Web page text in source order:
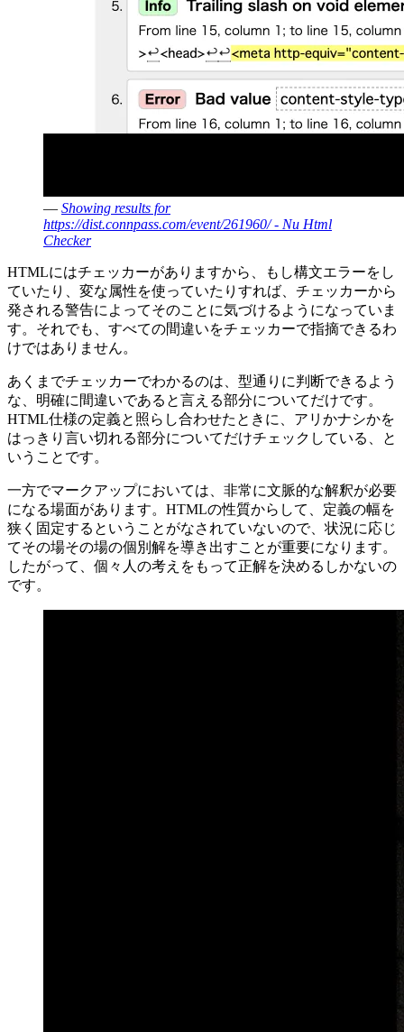
— Showing results for
https://dist.connpass.com/event/261960/ - Nu Html
Checker
HTMLにはチェッカーがありますから、もし構文エラーをし
ていたり、変な属性を使っていたりすれば、チェッカーから
発される警告によってそのことに気づけるようになっていま
す。それでも、すべての間違いをチェッカーで指摘できるわ
けではありません。
あくまでチェッカーでわかるのは、型通りに判断できるよう
な、明確に間違いであると言える部分についてだけです。
HTML仕様の定義と照らし合わせたときに、アリかナシかを
はっきり言い切れる部分についてだけチェックしている、と
いうことです。
一方でマークアップにおいては、非常に文脈的な解釈が必要
になる場面があります。HTMLの性質からして、定義の幅を
狭く固定するということがなされていないので、状況に応じ
てその場その場の個別解を導き出すことが重要になります。
したがって、個々人の考えをもって正解を決めるしかないの
です。